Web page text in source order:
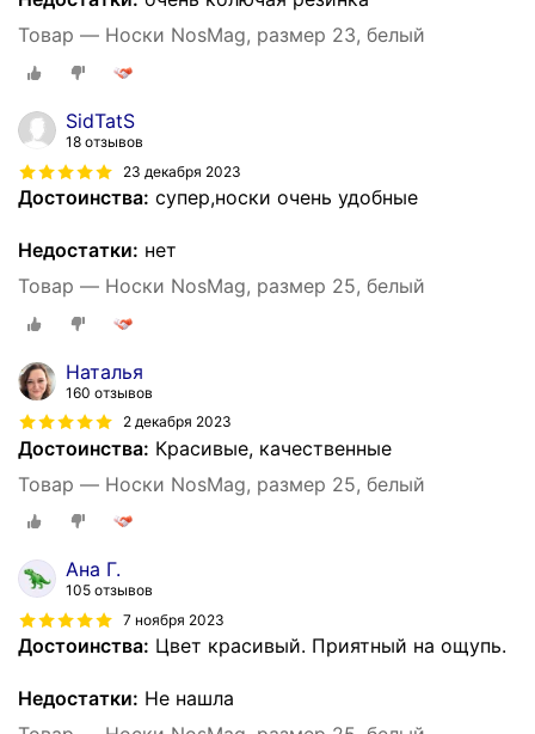
Товар — Носки NosMag, размер 23, белый
SidTatS
18 отзывов
23 декабря 2023
Достоинства: супер,носки очень удобные
Недостатки: нет
Товар — Носки NosMag, размер 25, белый
Наталья
160 отзывов
2 декабря 2023
Достоинства: Красивые, качественные
Товар — Носки NosMag, размер 25, белый
Ана Г.
105 отзывов
7 ноября 2023
Достоинства: Цвет красивый. Приятный на ощупь.
Недостатки: Не нашла